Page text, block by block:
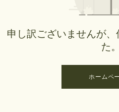
申し訳ございませんが
た。
ホームペ